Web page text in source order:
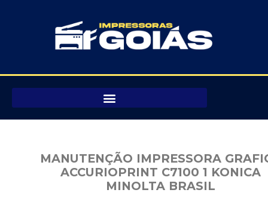
conteúdo
MANUTENÇÃO IMPRESSORA
ACCURIOPRINT C7100 1 KONICA
MINOLTA BRASIL